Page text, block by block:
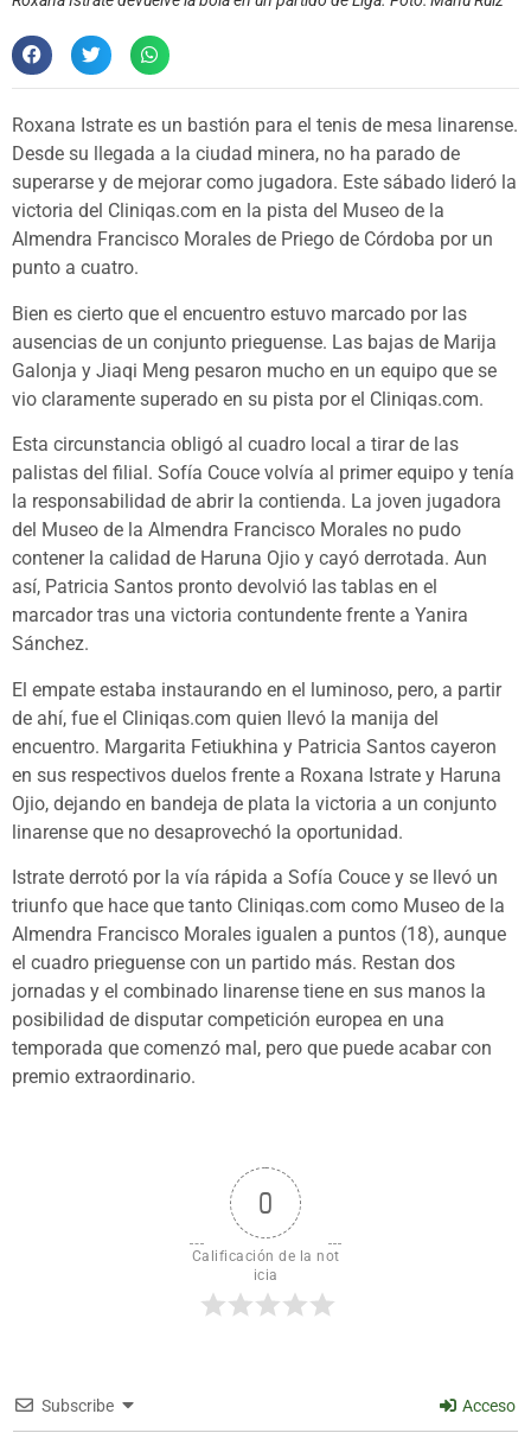
Roxana Istrate es un bastión para el tenis de mesa linarense.
Desde su llegada a la ciudad minera, no ha parado de
superarse y de mejorar como jugadora. Este sábado lideró la
victoria del Cliniqas.com en la pista del Museo de la
Almendra Francisco Morales de Priego de Córdoba por un
punto a cuatro.
Bien es cierto que el encuentro estuvo marcado por las
ausencias de un conjunto prieguense. Las bajas de Marija
Galonja y Jiaqi Meng pesaron mucho en un equipo que se
vio claramente superado en su pista por el Cliniqas.com.
Esta circunstancia obligó al cuadro local a tirar de las
palistas del filial. Sofía Couce volvía al primer equipo y tenía
la responsabilidad de abrir la contienda. La joven jugadora
del Museo de la Almendra Francisco Morales no pudo
contener la calidad de Haruna Ojio y cayó derrotada. Aun
así, Patricia Santos pronto devolvió las tablas en el
marcador tras una victoria contundente frente a Yanira
Sánchez.
El empate estaba instaurando en el luminoso, pero, a partir
de ahí, fue el Cliniqas.com quien llevó la manija del
encuentro. Margarita Fetiukhina y Patricia Santos cayeron
en sus respectivos duelos frente a Roxana Istrate y Haruna
Ojio, dejando en bandeja de plata la victoria a un conjunto
linarense que no desaprovechó la oportunidad.
Istrate derrotó por la vía rápida a Sofía Couce y se llevó un
triunfo que hace que tanto Cliniqas.com como Museo de la
Almendra Francisco Morales igualen a puntos (18), aunque
el cuadro prieguense con un partido más. Restan dos
jornadas y el combinado linarense tiene en sus manos la
posibilidad de disputar competición europea en una
temporada que comenzó mal, pero que puede acabar con
premio extraordinario.
0
Calificación de la not
icia
Subscribe Acceso